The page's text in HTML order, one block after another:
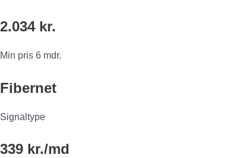
2.034 kr.
Min pris 6 mdr.
Fibernet
Signaltype
339 kr./md